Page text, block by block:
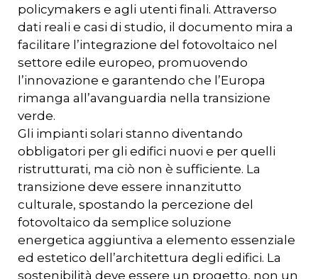
policymakers e agli utenti finali. Attraverso
dati reali e casi di studio, il documento mira a
facilitare l’integrazione del fotovoltaico nel
settore edile europeo, promuovendo
l’innovazione e garantendo che l’Europa
rimanga all’avanguardia nella transizione
verde.
Gli impianti solari stanno diventando
obbligatori per gli edifici nuovi e per quelli
ristrutturati, ma ciò non è sufficiente. La
transizione deve essere innanzitutto
culturale, spostando la percezione del
fotovoltaico da semplice soluzione
energetica aggiuntiva a elemento essenziale
ed estetico dell’architettura degli edifici. La
sostenibilità deve essere un progetto, non un